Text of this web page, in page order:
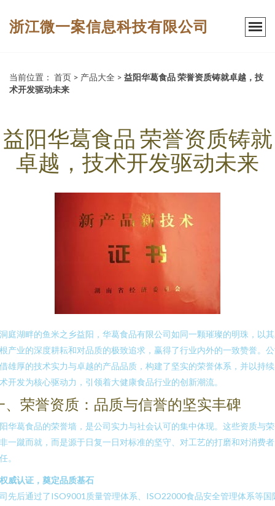
浙江微一案信息科技有限公司
当前位置： 首页 > 产品大全 > 益阳华葛食品 荣誉资质铸就卓越，技
术开发驱动未来
益阳华葛食品 荣誉资质铸就
卓越，技术开发驱动未来
庭湖畔的鱼米之乡益阳，华葛食品有限公司如同一颗璀璨的明珠，以
产业的深度耕耘和对品质的极致追求，赢得了行业内外的一致赞誉。
雄厚的技术实力与卓越的产品品质，构建了坚实的荣誉体系，并以持
开发为核心驱动力，引领着大健康食品行业的创新潮流。
、荣誉资质：品质与信誉的坚实丰碑
华葛食品的荣誉墙，是公司实力与社会认可的集中体现。这些资质与
一蹴而就，而是源于日复一日对标准的坚守、对工艺的打磨和对消费
。
威认证，奠定品质基石
先后通过了ISO9001质量管理体系、ISO22000食品安全管理体系等国